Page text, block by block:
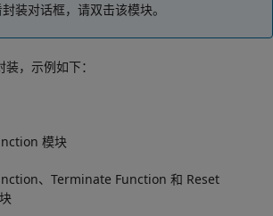
装对话框，请双击该模块。
，示例如下：
模块
、Terminate Function 和 Reset